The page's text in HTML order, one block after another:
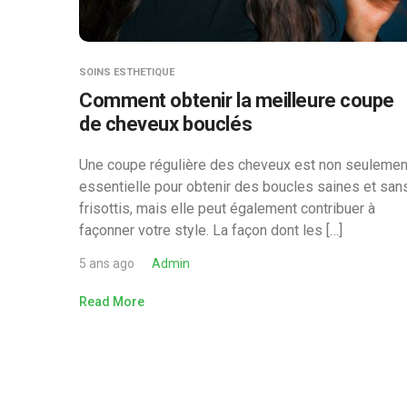
SOINS ESTHETIQUE
Comment obtenir la meilleure coupe
de cheveux bouclés
Une coupe régulière des cheveux est non
essentielle pour obtenir des boucles saines et
frisottis, mais elle peut également contribuer à
façonner votre style. La façon dont les […]
5 ans ago Admin
Read More